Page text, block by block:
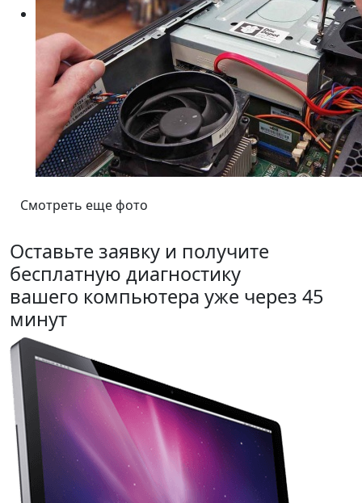
Смотреть еще фото
Оставьте заявку и получите
бесплатную диагностику
вашего компьютера уже через 45
минут